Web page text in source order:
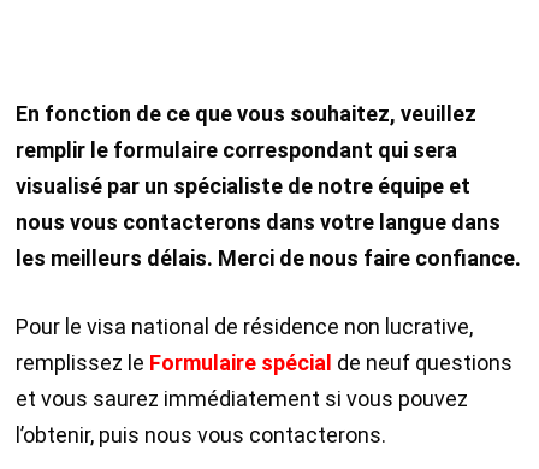
En fonction de ce que vous souhaitez, veuillez
remplir le formulaire correspondant qui sera
visualisé par un spécialiste de notre équipe et
nous vous contacterons dans votre langue dans
les meilleurs délais. Merci de nous faire confiance.
Pour le visa national de résidence non lucrative,
remplissez le Formulaire spécial de neuf questions
et vous saurez immédiatement si vous pouvez
l’obtenir, puis nous vous contacterons.